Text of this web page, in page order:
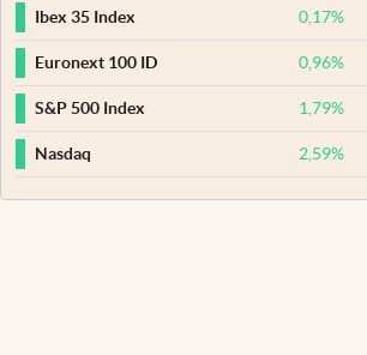
Ibex 35 Index
0,17%
Euronext 100 ID 0,96%
S&P 500 Index 1,79%
Nasdaq 2,59%